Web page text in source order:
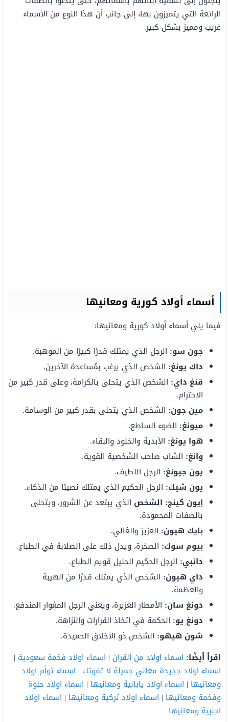
الرائعة التي يتميزون بها، إلى جانب أن هذا النوع من الأسماء
غريب ومميز بشكل كبير.
أسماء أولاد كورية ومعانيها
فيما يلي أسماء أولاد كورية ومعانيها:
جون سو: الرجل الذي يمتلك قدرًا كبيرًا من الموهبة.
داك يونغ: الشخص الذي يرغب بمُساعدة الآخرين.
قنغ داي: الشخص الذي يتحلى بالكرامة، وعلى قدر كبير من
الاحترام.
مين جون: الشخص الذي يتحلى بقدر كبير من الوسامة.
ميونغ: الضوء الساطع.
هوا يونغ: الأبدية والخلود والبقاء.
وانغ: الشاب صاحب الشخصية القوية.
يون جيونغ: الرجل اللطيف.
يون شيك: الرجل الحكيم الذي يمتلك نصيبًا من الذكاء.
إيون كينج: الشخص الذي يبتعد عن الشرور، ويتحلى
بالصفات المحمودة.
بايك هيون: العزيز والغالي.
بيوم سوك: الصخرة، ويدل ذلك على الصلابة في الطباع.
دانبي: الرجل الحكيم الجليل قويم الطباع.
داي هيون: الشخص الذي يمتلك قدرًا من الهيبة
والعظمة.
دونغ سان: الأمطار الغزيرة، ويعني الرجل المغوار المندفع.
دونغ يو: الحكمة في اتخاذ القرارات والنزاهة.
شون هيهو: الشخص ذو الأخلاق الحميدة.
اقرأ أيضًا: اسماء اولاد من القران | اسماء اولاد فخمة سعودية |
اسماء اولاد جديدة معاني جميلة لا تفوتك | اسماء توأم اولاد
ومعانيها | اسماء اولاد يابانية ومعانيها | اسماء اولاد حلوة
وفخمة ومعانيها | اسماء اولاد تركية ومعانيها | اسماء اولاد
اجنبية ومعانيها